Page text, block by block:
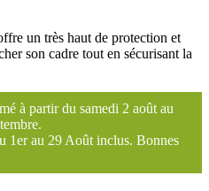
un très haut de protection et
son cadre tout en sécurisant la
à partir du samedi 2 août au
1er au 29 Août inclus. Bonnes